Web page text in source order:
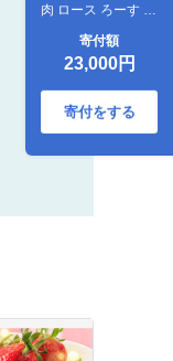
肉 ロース ろーす 肩
イス すき焼き すき
やき しゃぶしゃぶ
小分け / 大村市 / お
おむら夢ファーム
シュシュ
寄付額
23,000円
寄付をする